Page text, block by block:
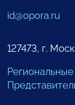
id@opora.ru
127473, г.